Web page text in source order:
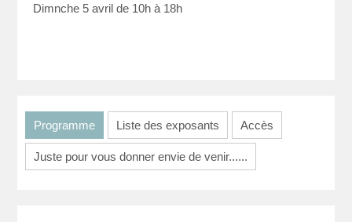
Dimnche 5 avril de 10h à 18h
Programme Liste des exposants Accès
Juste pour vous donner envie de venir......